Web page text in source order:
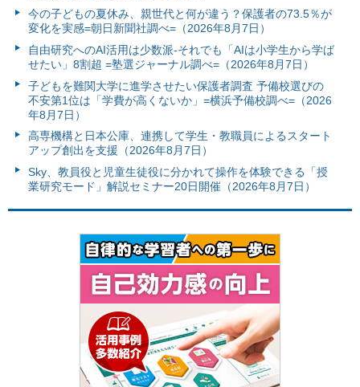
今の子どもの夏休み、親世代と何が違う？保護者の73.5％が
変化を実感=朝日新聞社調べ=（2026年8月7日）
自由研究へのAI活用は少数派-それでも「AIは小学生から学ば
せたい」8割超 =塾選ジャーナル調べ=（2026年8月7日）
子どもを難関大学に進学させたい保護者調査 予備校選びの
不安第1位は「学費が高くないか」=横浜予備校調べ=（2026
年8月7日）
高専機構と日本公庫、連携して学生・教職員によるスタート
アップ創出を支援（2026年8月7日）
Sky、教員役と児童生徒役に分かれて操作を体験できる「授
業研究モード」解説セミナー20日開催（2026年8月7日）